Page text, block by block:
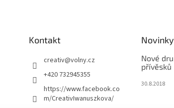
Kontakt
creativ@volny.cz
+420 732945355
https://www.facebook.co
m/CreativIwanuszkova/
Novinky
Nové
přívěsků
30.8.2018